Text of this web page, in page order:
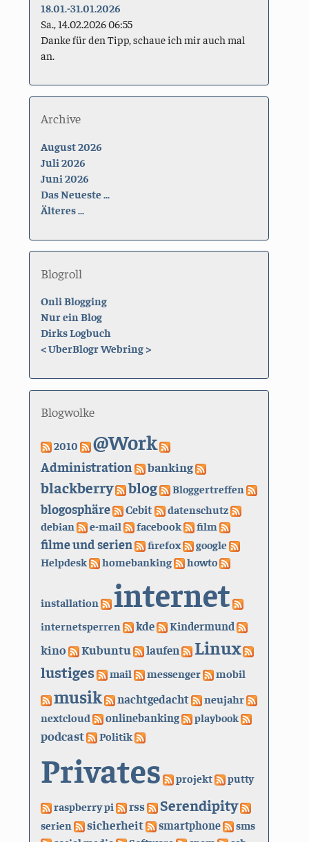
18.01.-31.01.2026
Sa., 14.02.2026 06:55
Danke für den Tipp, schaue ich mir auch mal
an.
Archive
August 2026
Juli 2026
Juni 2026
Das Neueste ...
Älteres ...
Blogroll
Onli Blogging
Nur ein Blog
Dirks Logbuch
<UberBlogr Webring>
Blogwolke
2010 @Work
Administration banking
blackberry blog Bloggertreffen
blogosphäre Cebit datenschutz
debian e-mail facebook film
filme und serien firefox
google
Helpdesk
homebanking howto
installation internet
internetsperren kde Kindermund
kino Kubuntu laufen Linux
lustiges mail messenger mobil
musik nachtgedacht neujahr
nextcloud onlinebanking playbook
podcast Politik
Privates projekt putty
raspberry pi rss Serendipity
serien sicherheit smartphone
sms